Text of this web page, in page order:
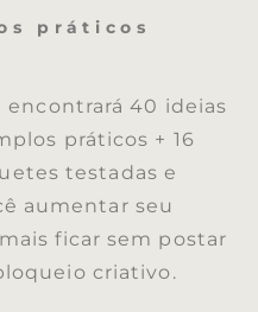
práticos
40 ideias
práticos + 16
testadas e
aumentar seu
ficar sem postar
criativo.